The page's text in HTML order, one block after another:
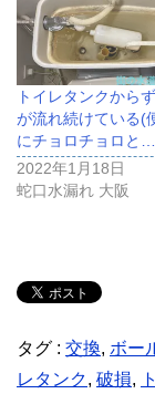
トイレタンクから
が流れ続けている(
にチョロチョロと
2022年1月18日
蛇口水漏れ 大阪
タグ : 交換, ボー
レタンク, 破損,